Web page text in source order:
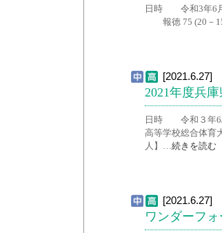
日時 令和3年6
報徳 75 (20－
[2021.6.27]
2021年度兵
日時 令和３年6/
高等学校総合体
人】…続きを読む
[2021.6.27]
ワンダーフ